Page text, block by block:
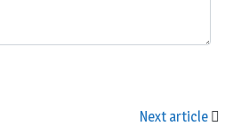
Next article